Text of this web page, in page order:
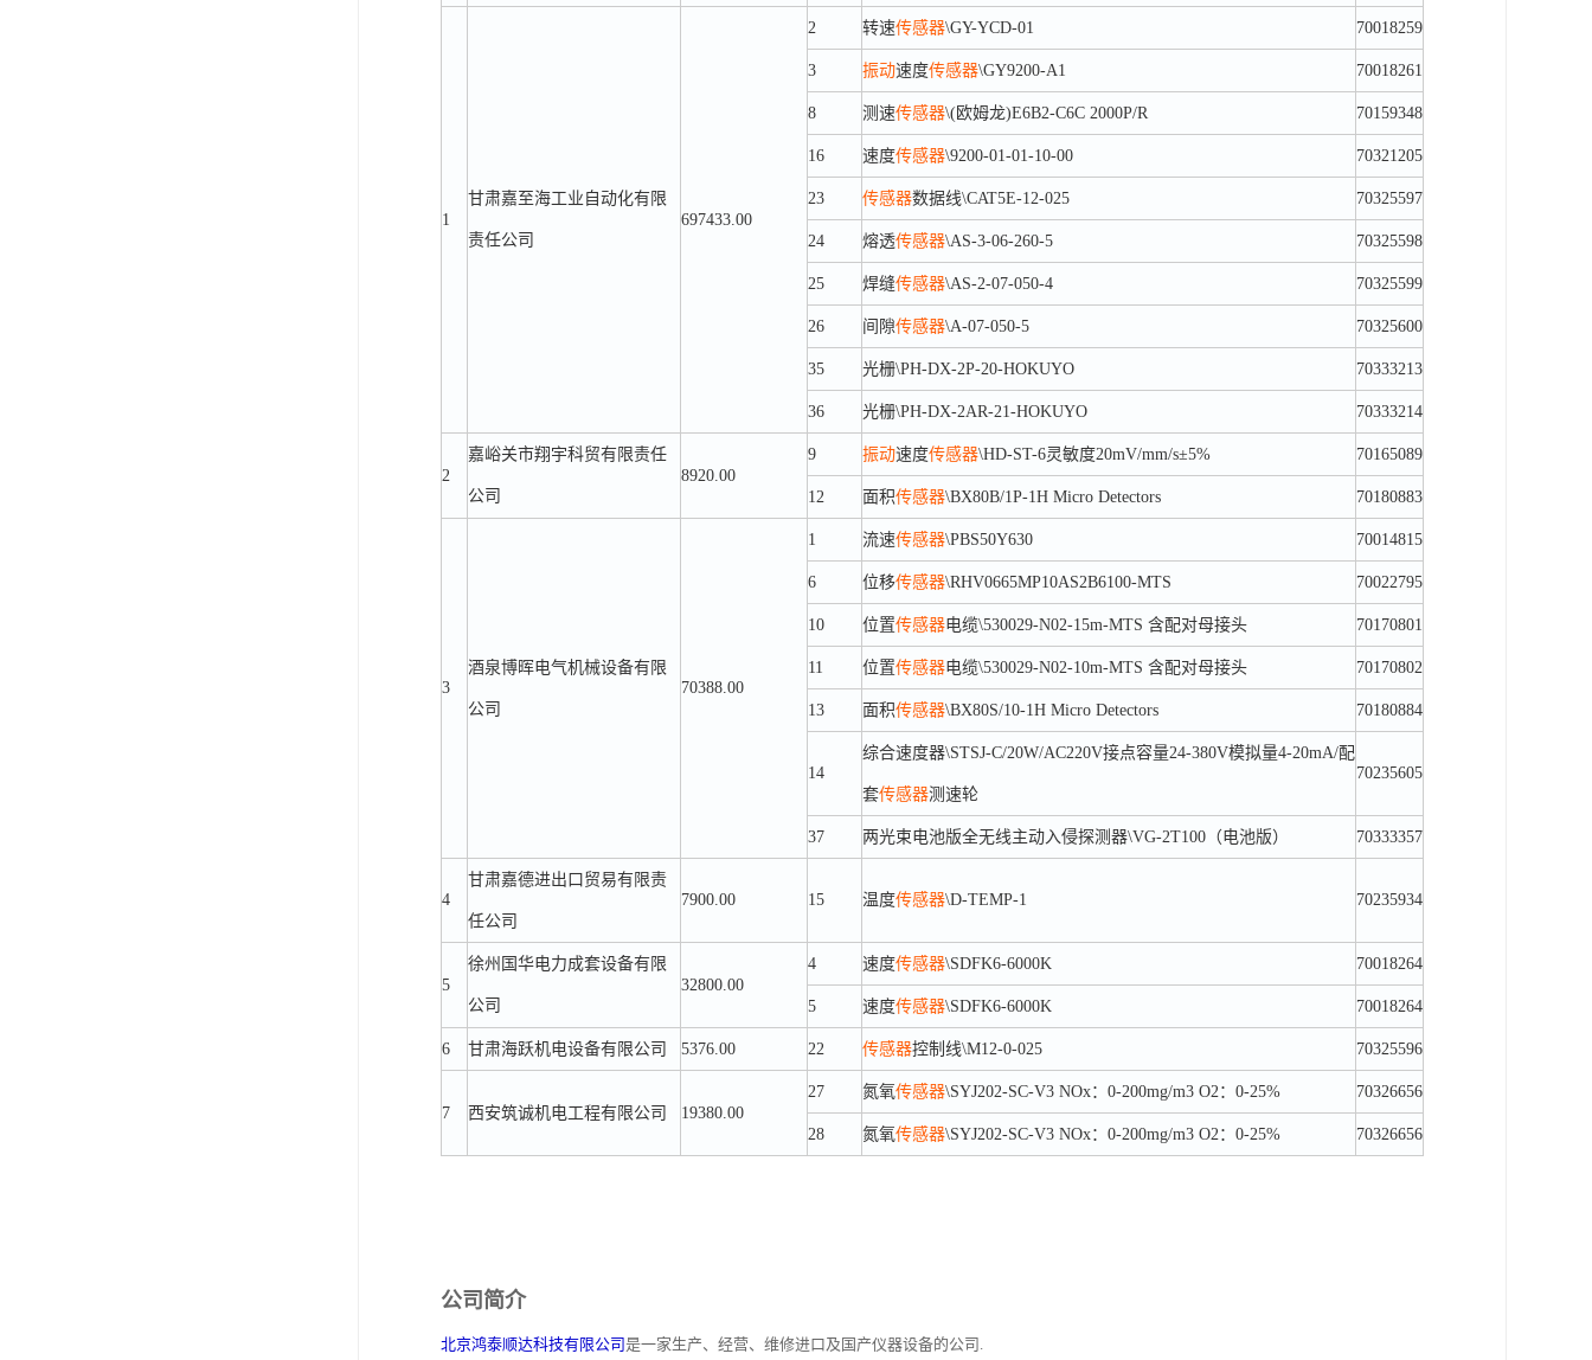
1
甘肃嘉至海工业自动化有限
责任公司
697433.00
2 转速传感器\GY-YCD-01 70018259
3 振动速度传感器\GY9200-A1 70018261
8 测速传感器\(欧姆龙)E6B2-C6C 2000P/R 70159348
16 速度传感器\9200-01-01-10-00 70321205
23 传感器数据线\CAT5E-12-025 70325597
24 熔透传感器\AS-3-06-260-5 70325598
25 焊缝传感器\AS-2-07-050-4 70325599
26 间隙传感器\A-07-050-5 70325600
35 光栅\PH-DX-2P-20-HOKUYO 70333213
36 光栅\PH-DX-2AR-21-HOKUYO 70333214
2
嘉峪关市翔宇科贸有限责任
公司
8920.00
9 振动速度传感器\HD-ST-6灵敏度20mV/mm/s±5% 70165089
12 面积传感器\BX80B/1P-1H Micro Detectors 70180883
3
酒泉博晖电气机械设备有限
公司
70388.00
1 流速传感器\PBS50Y630 70014815
6 位移传感器\RHV0665MP10AS2B6100-MTS 70022795
10 位置传感器电缆\530029-N02-15m-MTS 含配对母接头 70170801
11 位置传感器电缆\530029-N02-10m-MTS 含配对母接头 70170802
13 面积传感器\BX80S/10-1H Micro Detectors 70180884
14
综合速度器\STSJ-C/20W/AC220V接点容量24-380V模拟量4-20mA/配
套传感器测速轮
70235605
37 两光束电池版全无线主动入侵探测器\VG-2T100（电池版） 70333357
4
甘肃嘉德进出口贸易有限责
任公司
7900.00 15 温度传感器\D-TEMP-1 70235934
5
徐州国华电力成套设备有限
公司
32800.00
4 速度传感器\SDFK6-6000K 70018264
5 速度传感器\SDFK6-6000K 70018264
6 甘肃海跃机电设备有限公司 5376.00 22 传感器控制线\M12-0-025 70325596
7 西安筑诚机电工程有限公司 19380.00
27 氮氧传感器\SYJ202-SC-V3 NOx：0-200mg/m3 O2：0-25% 70326656
28 氮氧传感器\SYJ202-SC-V3 NOx：0-200mg/m3 O2：0-25% 70326656
公司简介
北京鸿泰顺达科技有限公司是一家生产、经营、维修进口及国产仪器设备的公司.